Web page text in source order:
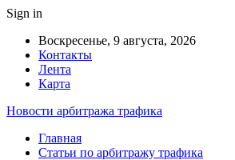
Sign in
Воскресенье, 9 августа, 2026
Контакты
Лента
Карта
Новости арбитража трафика
Главная
Статьи по арбитражу трафика